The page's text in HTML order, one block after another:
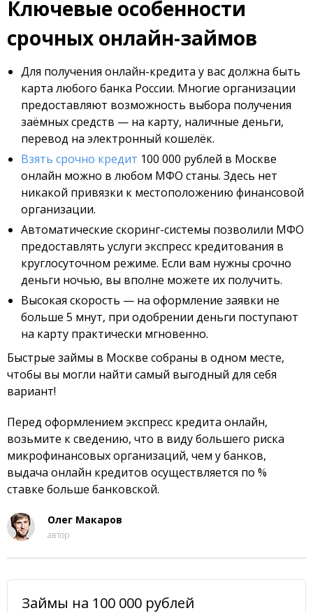
Ключевые особенности
срочных онлайн-займов
Для получения онлайн-кредита у вас должна быть
карта любого банка России. Многие организации
предоставляют возможность выбора получения
заёмных средств — на карту, наличные деньги,
перевод на электронный кошелёк.
Взять срочно кредит 100 000 рублей в Москве
онлайн можно в любом МФО станы. Здесь нет
никакой привязки к местоположению финансовой
организации.
Автоматические скоринг-системы позволили МФО
предоставлять услуги экспресс кредитования в
круглосуточном режиме. Если вам нужны срочно
деньги ночью, вы вполне можете их получить.
Высокая скорость — на оформление заявки не
больше 5 мнут, при одобрении деньги поступают
на карту практически мгновенно.
Быстрые займы в Москве собраны в одном месте,
чтобы вы могли найти самый выгодный для себя
вариант!
Перед оформлением экспресс кредита онлайн,
возьмите к сведению, что в виду большего риска
микрофинансовых организаций, чем у банков,
выдача онлайн кредитов осуществляется по %
ставке больше банковской.
Олег Макаров
автор
Займы на 100 000 рублей